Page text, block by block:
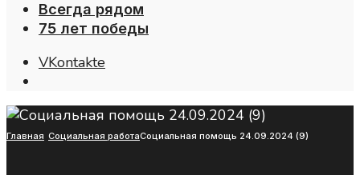
Всегда рядом
75 лет победы
VKontakte
Window
Главная Социальная работаСоциальная помощь 24.09.2024 (9)